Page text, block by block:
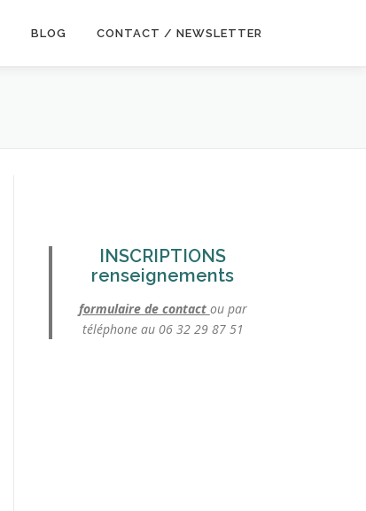
BLOG CONTACT / NEWSLETTER
INSCRIPTIONS
renseignements
formulaire de contact ou par
téléphone au 06 32 29 87 51